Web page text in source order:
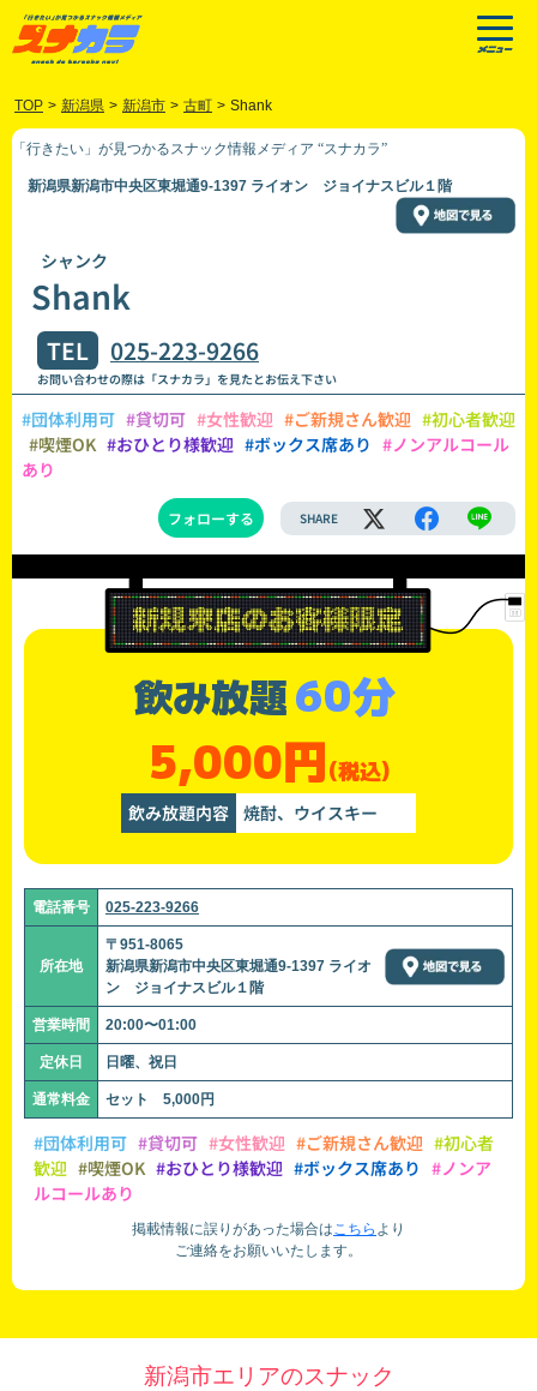
TOP > 新潟県 > 新潟市 > 古町 > Shank
「行きたい」が見つかるスナック情報メディア “スナカラ”
新潟県新潟市中央区東堀通9-1397 ライオン ジョイナスビル１階
シャンク
Shank
TEL 025-223-9266
お問い合わせの際は「スナカラ」を見たとお伝え下さい
#団体利用可 #貸切可 #女性歓迎 #ご新規さん歓迎 #初心者歓迎
#喫煙OK #おひとり様歓迎 #ボックス席あり #ノンアルコール
あり
フォローする SHARE
飲み放題60分
5,000円(税込)
飲み放題内容 焼酎、ウイスキー
電話番号 025-223-9266
所在地
〒951-8065
新潟県新潟市中央区東堀通9-1397 ライオ
ン ジョイナスビル１階
営業時間 20:00〜01:00
定休日 日曜、祝日
通常料金 セット 5,000円
#団体利用可 #貸切可 #女性歓迎 #ご新規さん歓迎 #初心者
歓迎 #喫煙OK #おひとり様歓迎 #ボックス席あり #ノンア
ルコールあり
掲載情報に誤りがあった場合はこちら より
ご連絡をお願いいたします。
新潟市エリアのスナック